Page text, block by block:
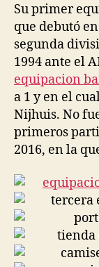
Su primer
que debutó
segunda
1994 ante el
equipacion
a 1 y en el
Nijhuis. No
primeros
2016, en la